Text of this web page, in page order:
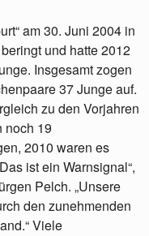
am 30. Juni 2004 in
und hatte 2012
Insgesamt zogen
37 Junge auf.
zu den Vorjahren
noch 19
2010 waren es
ist ein Warnsignal“,
Pelch. „Unsere
den zunehmenden
Viele